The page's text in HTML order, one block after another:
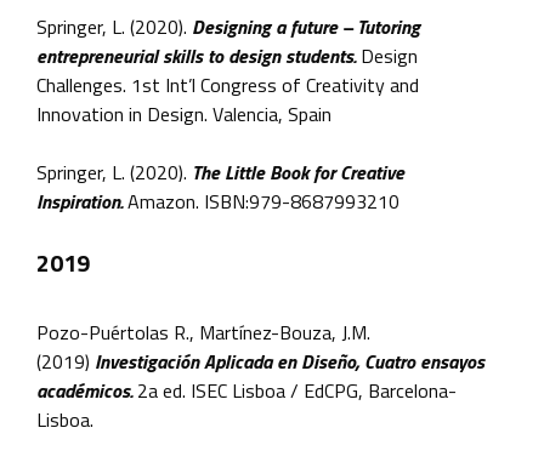
Springer, L. (2020). Designing a future – Tutoring
entrepreneurial skills to design students.Design
Challenges. 1st Int’l Congress of Creativity and
Innovation in Design. Valencia, Spain
Springer, L. (2020). The Little Book for Creative
Inspiration.Amazon. ISBN:979-8687993210
2019
Pozo-Puértolas R., Martínez-Bouza, J.M.
(2019) Investigación Aplicada en Diseño, Cuatro ensayos
académicos.2a ed. ISEC Lisboa / EdCPG, Barcelona-
Lisboa.